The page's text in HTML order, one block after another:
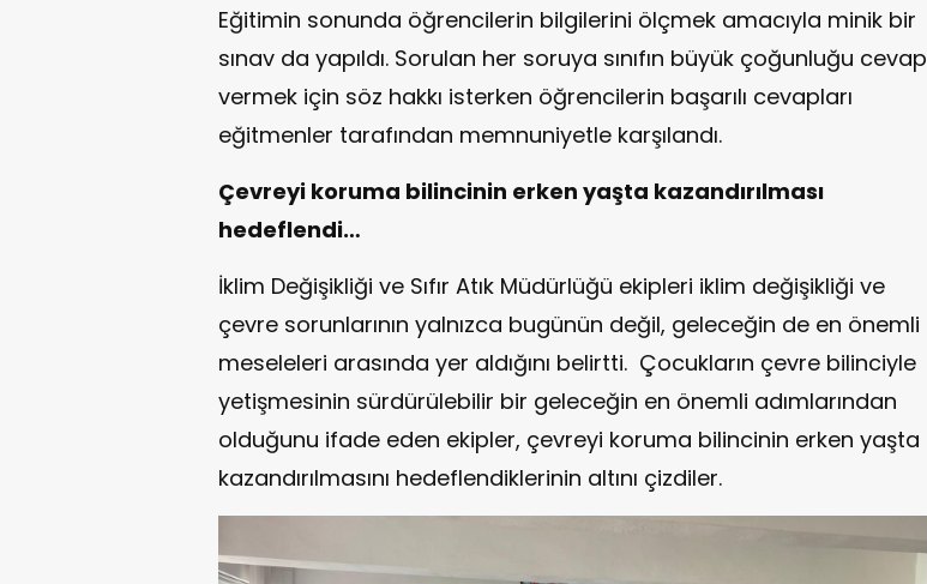
Eğitimin sonunda öğrencilerin bilgilerini ölçmek amacıyla minik bir
sınav da yapıldı. Sorulan her soruya sınıfın büyük çoğunluğu cevap
vermek için söz hakkı isterken öğrencilerin başarılı cevapları
eğitmenler tarafından memnuniyetle karşılandı.
Çevreyi koruma bilincinin erken yaşta kazandırılması
hedeflendi…
İklim Değişikliği ve Sıfır Atık Müdürlüğü ekipleri iklim değişikliği ve
çevre sorunlarının yalnızca bugünün değil, geleceğin de en önemli
meseleleri arasında yer aldığını belirtti. Çocukların çevre bilinciyle
yetişmesinin sürdürülebilir bir geleceğin en önemli adımlarından
olduğunu ifade eden ekipler, çevreyi koruma bilincinin erken yaşta
kazandırılmasını hedeflendiklerinin altını çizdiler.